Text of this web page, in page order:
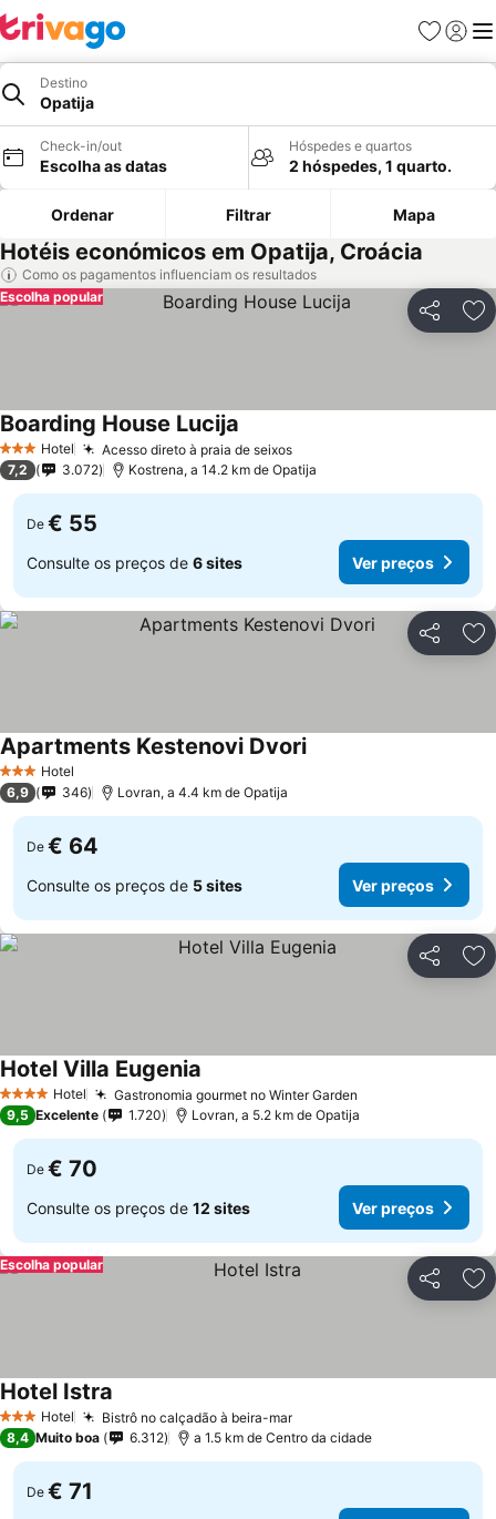
Favoritos
Iniciar
Destino
Opatija
Check-in/out
Escolha as datas
Hóspedes e quartos
2 hóspedes, 1 quarto.
Ordenar Filtrar Mapa
Hotéis económicos em Opatija, Croácia
Como os pagamentos influenciam os resultados
Partilhar
Escolha popular
3 EstrelasHotel Acesso direto à praia de seixos
Boarding House Lucija
7,2 3.072 Kostrena, a 14.2 km de Opatija
De € 55
Consulte os preços de 6 sites Ver preços
Partilhar
3 EstrelasHotel
Apartments Kestenovi Dvori
6,9 346 Lovran, a 4.4 km de Opatija
De € 64
Consulte os preços de 5 sites Ver preços
Partilhar
4 EstrelasHotel Gastronomia gourmet no Winter Garden
Hotel Villa Eugenia
9,5 Excelente 1.720 Lovran, a 5.2 km de Opatija
De € 70
Consulte os preços de 12 sites Ver preços
Partilhar
Escolha popular
3 EstrelasHotel Bistrô no calçadão à beira-mar
Hotel Istra
8,4 Muito boa 6.312 a 1.5 km de Centro da cidade
De € 71